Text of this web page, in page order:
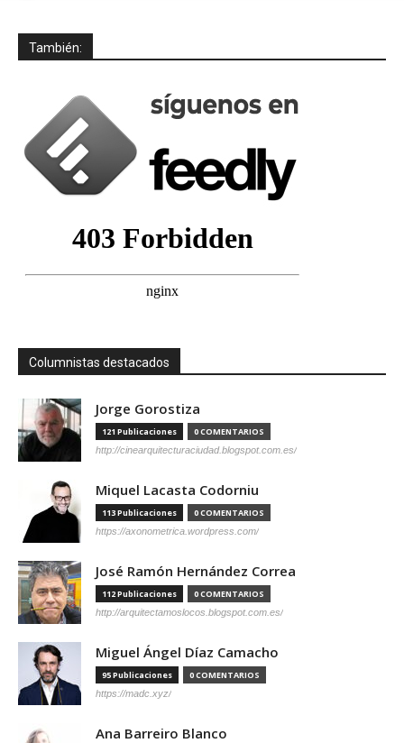
También:
Columnistas destacados
Jorge Gorostiza
121 Publicaciones 0 COMENTARIOS
http://cinearquitecturaciudad.blogspot.com.es/
Miquel Lacasta Codorniu
113 Publicaciones 0 COMENTARIOS
https://axonometrica.wordpress.com/
José Ramón Hernández Correa
112 Publicaciones 0 COMENTARIOS
http://arquitectamoslocos.blogspot.com.es/
Miguel Ángel Díaz Camacho
95 Publicaciones 0 COMENTARIOS
https://madc.xyz/
Ana Barreiro Blanco